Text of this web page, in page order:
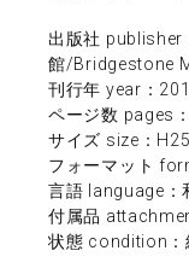
出版社 publisher
館/Bridgestone
刊行年 year：
ページ数 pages
サイズ size：
フォーマット
言語 language
付属品
状態 condition：